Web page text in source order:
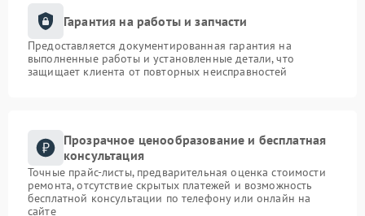
Гарантия на работы и запчасти
Предоставляется документированная гарантия на
выполненные работы и установленные детали, что
защищает клиента от повторных неисправностей
Прозрачное ценообразование и бесплатная
консультация
Точные прайс-листы, предварительная оценка стоимости
ремонта, отсутствие скрытых платежей и возможность
бесплатной консультации по телефону или онлайн на
сайте